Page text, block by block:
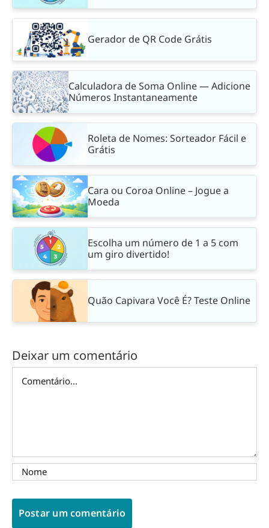
Gerador de QR Code Grátis
Calculadora de Soma Online — Adicione
Números Instantaneamente
Roleta de Nomes: Sorteador Fácil e
Grátis
Cara ou Coroa Online – Jogue a
Moeda
Escolha um número de 1 a 5 com
um giro divertido!
Quão Capivara Você É? Teste Online
Deixar um comentário